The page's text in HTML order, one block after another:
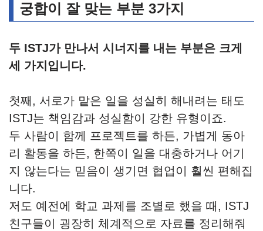
궁합이 잘 맞는 부분 3가지
두 ISTJ가 만나서 시너지를 내는 부분은 크게
세 가지입니다.
첫째, 서로가 맡은 일을 성실히 해내려는 태도
ISTJ는 책임감과 성실함이 강한 유형이죠.
두 사람이 함께 프로젝트를 하든, 가볍게 동아
리 활동을 하든, 한쪽이 일을 대충하거나 어기
지 않는다는 믿음이 생기면 협업이 훨씬 편해집
니다.
저도 예전에 학교 과제를 조별로 했을 때, ISTJ
친구들이 굉장히 체계적으로 자료를 정리해줘